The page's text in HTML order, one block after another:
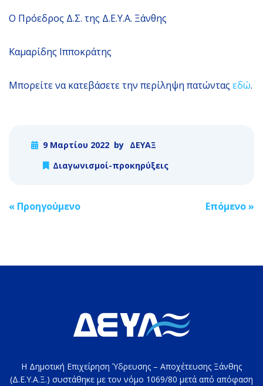
Ο Πρόεδρος Δ.Σ. της Δ.Ε.Υ.Α. Ξάνθης
Καμαρίδης Ιπποκράτης
Μπορείτε να κατεβάσετε την περίληψη πατώντας εδώ.
9 Μαρτίου 2022 by ΔΕΥΑΞ
Διαγωνισμοί-προκηρύξεις
Post
« Προηγούμενο Επόμενο»
Η Δημοτική Επιχείρηση Ύδρευσης – Αποχέτευσης Ξάνθης
(Δ.Ε.Υ.Α.Ξ.) συστάθηκε με τον νόμο 1069/80 μετά από απόφαση